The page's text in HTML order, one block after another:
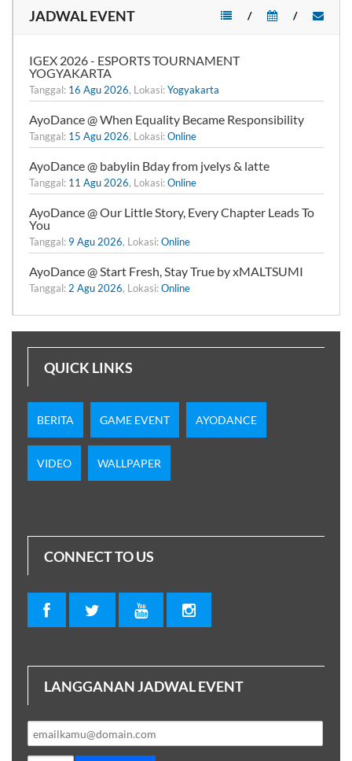
JADWAL EVENT /
/
IGEX 2026 - ESPORTS TOURNAMENT
YOGYAKARTA
Tanggal: 16 Agu 2026, Lokasi:Yogyakarta
AyoDance @ When Equality Became Responsibility
Tanggal: 15 Agu 2026, Lokasi:Online
AyoDance @ babylin Bday from jvelys & latte
Tanggal: 11 Agu 2026, Lokasi:Online
AyoDance @ Our Little Story, Every Chapter Leads To
You
Tanggal: 9 Agu 2026, Lokasi:Online
AyoDance @ Start Fresh, Stay True by xMALTSUMI
Tanggal: 2 Agu 2026, Lokasi:Online
QUICK LINKS
BERITA GAME EVENT AYODANCE
VIDEO WALLPAPER
CONNECT TO US
LANGGANAN JADWAL EVENT